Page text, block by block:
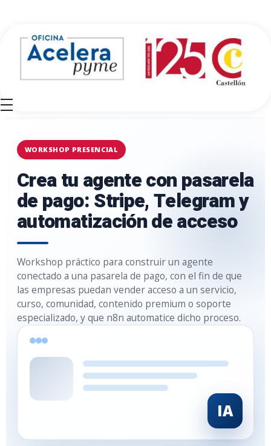
WORKSHOP PRESENCIAL
Crea tu agente con pasarela
de pago: Stripe, Telegram y
automatización de acceso
Workshop práctico para construir un agente
conectado a una pasarela de pago, con el fin de que
las empresas puedan vender acceso a un servicio,
curso, comunidad, contenido premium o soporte
especializado, y que n8n automatice dicho proceso.
IA